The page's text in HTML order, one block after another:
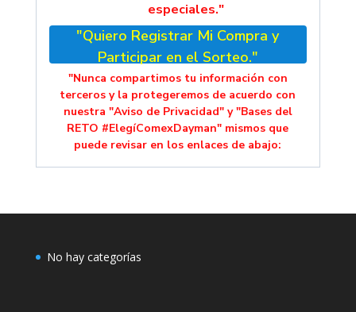
especiales."
"Quiero Registrar Mi Compra y
Participar en el Sorteo."
"Nunca compartimos tu información con
terceros y la protegeremos de acuerdo con
nuestra "Aviso de Privacidad" y "Bases del
RETO #ElegíComexDayman" mismos que
puede revisar en los enlaces de abajo:
No hay categorías